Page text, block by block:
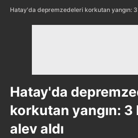
Hatay'da depremzedeleri korkutan yangın:
Hatay'da
korkutan yangın:
alev aldı